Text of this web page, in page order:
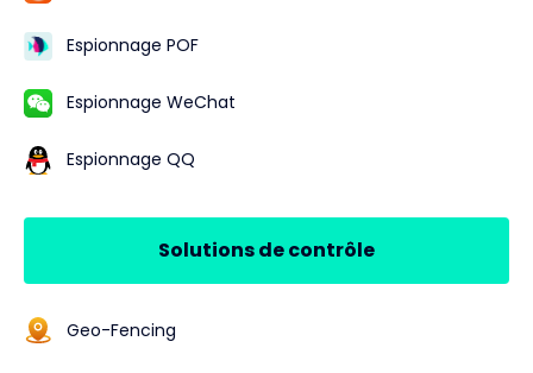
Espionnage POF
Espionnage WeChat
Espionnage QQ
Solutions de contrôle
Geo-Fencing